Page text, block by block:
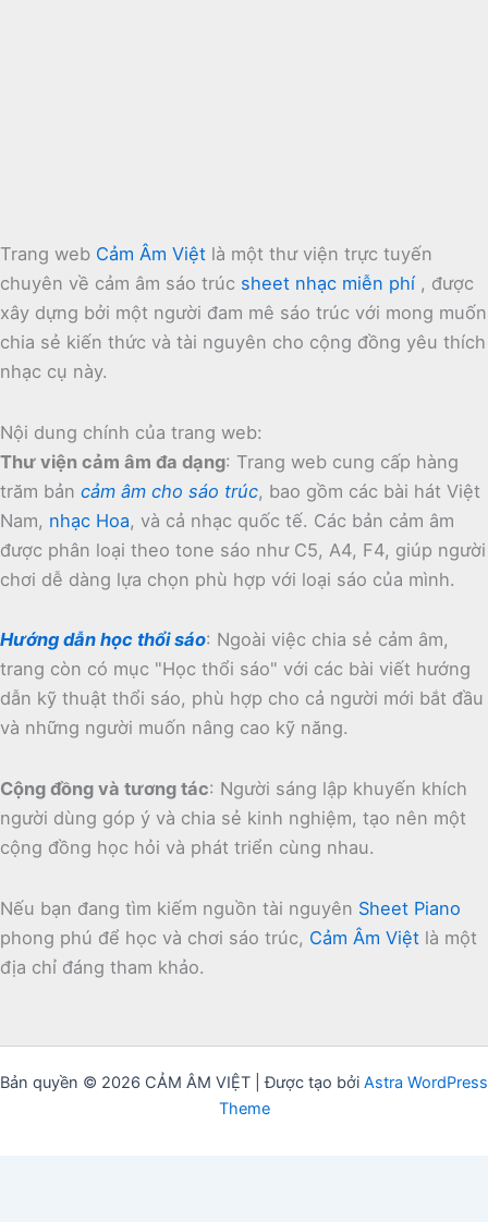
Trang web Cảm Âm Việt là một thư viện trực tuyến
chuyên về cảm âm sáo trúc sheet nhạc miễn phí , được
xây dựng bởi một người đam mê sáo trúc với mong muốn
chia sẻ kiến thức và tài nguyên cho cộng đồng yêu thích
nhạc cụ này.
Nội dung chính của trang web:
Thư viện cảm âm đa dạng: Trang web cung cấp hàng
trăm bản cảm âm cho sáo trúc, bao gồm các bài hát Việt
Nam, nhạc Hoa, và cả nhạc quốc tế. Các bản cảm âm
được phân loại theo tone sáo như C5, A4, F4, giúp người
chơi dễ dàng lựa chọn phù hợp với loại sáo của mình.
Hướng dẫn học thổi sáo: Ngoài việc chia sẻ cảm âm,
trang còn có mục "Học thổi sáo" với các bài viết hướng
dẫn kỹ thuật thổi sáo, phù hợp cho cả người mới bắt đầu
và những người muốn nâng cao kỹ năng.
Cộng đồng và tương tác: Người sáng lập khuyến khích
người dùng góp ý và chia sẻ kinh nghiệm, tạo nên một
cộng đồng học hỏi và phát triển cùng nhau.
Nếu bạn đang tìm kiếm nguồn tài nguyên Sheet Piano
phong phú để học và chơi sáo trúc, Cảm Âm Việt là một
địa chỉ đáng tham khảo.
Bản quyền © 2026 CẢM ÂM VIỆT | Được tạo bởi Astra WordPress
Theme